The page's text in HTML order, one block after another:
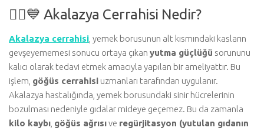
👩‍⚕️💙 Akalazya Cerrahisi Nedir?
Akalazya cerrahisi , yemek borusunun alt kısmındaki kasların
gevşeyememesi sonucu ortaya çıkan yutma güçlüğü sorununu
kalıcı olarak tedavi etmek amacıyla yapılan bir ameliyattır. Bu
işlem, göğüs cerrahisi uzmanları tarafından uygulanır.
Akalazya hastalığında, yemek borusundaki sinir hücrelerinin
bozulması nedeniyle gıdalar mideye geçemez. Bu da zamanla
kilo kaybı göğüs ağrısıve regürjitasyon (yutulan gıdanın